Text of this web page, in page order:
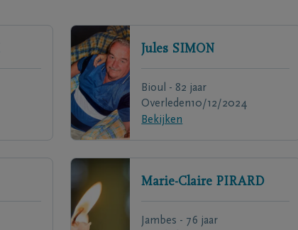
Jules SIMON
Bioul - 82 jaar
Overleden10/12/2024
Bekijken
Marie-Claire PIRARD
Jambes - 76 jaar